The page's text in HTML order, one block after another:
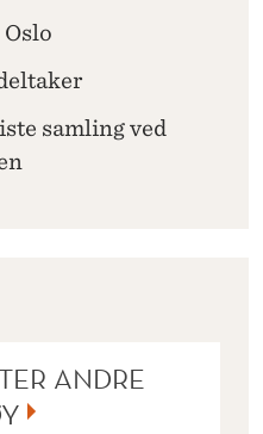
samling ved
ANDRE